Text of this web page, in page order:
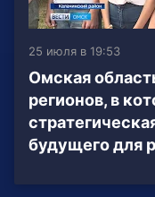
25 июля в 19:53
Омская
регионов, в
будущего для